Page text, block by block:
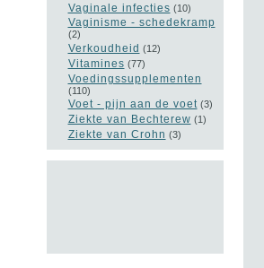
Vaginale infecties (10)
Vaginisme - schedekramp
(2)
Verkoudheid (12)
Vitamines (77)
Voedingssupplementen
(110)
Voet - pijn aan de voet (3)
Ziekte van Bechterew (1)
Ziekte van Crohn (3)